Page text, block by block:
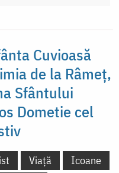
Cuvioasă
de la Râmeț,
Sfântului
Dometie cel
Viață Icoane